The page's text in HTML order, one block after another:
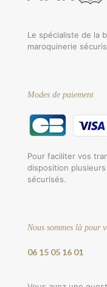
Le spécialiste de la
maroquinerie
Modes de paiement
Pour faciliter vos
disposition
sécurisés.
Nous sommes là pour
06 15 05 16 01